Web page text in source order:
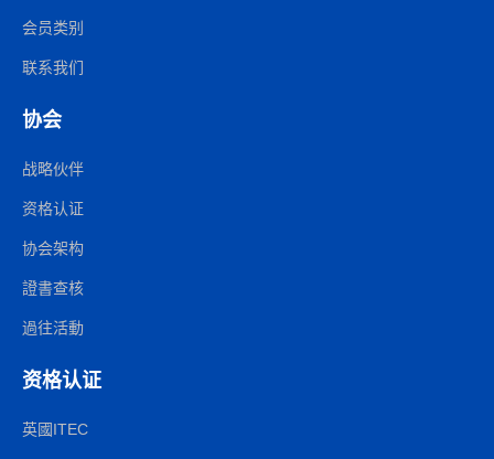
会员类别
联系我们
协会
战略伙伴
资格认证
协会架构
證書查核
過往活動
资格认证
英國ITEC